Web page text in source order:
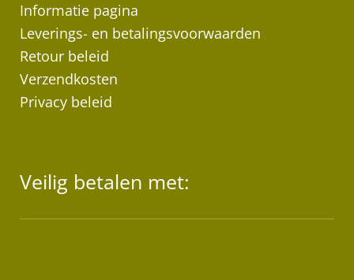
Informatie pagina
Leverings- en betalingsvoorwaarden
Retour beleid
Verzendkosten
Privacy beleid
Veilig betalen met: